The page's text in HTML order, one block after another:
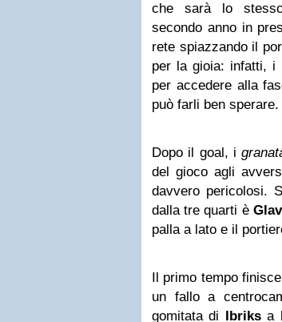
che sarà lo
secondo anno in
rete spiazzando il
per la gioia: infatti, i
per accedere alla
può farli ben sperare.
Dopo il goal, i
del gioco agli
davvero pericolosi.
dalla tre quarti è
palla a lato e il
Il primo tempo
un fallo a
gomitata di Ibriksa